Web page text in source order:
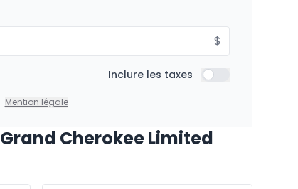
$
Inclure les taxes Inclure les taxes
Mention légale
Cherokee Limited